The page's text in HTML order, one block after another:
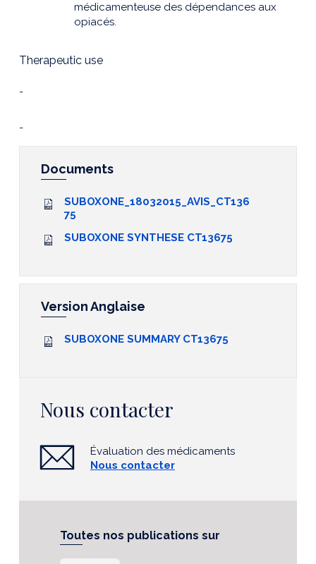
médicamenteuse des dépendances aux
opiacés.
Therapeutic use
-
-
Documents
SUBOXONE_18032015_AVIS_CT136
75
SUBOXONE SYNTHESE CT13675
Version Anglaise
SUBOXONE SUMMARY CT13675
Nous contacter
Évaluation des médicaments
Nous contacter
Toutes nos publications sur